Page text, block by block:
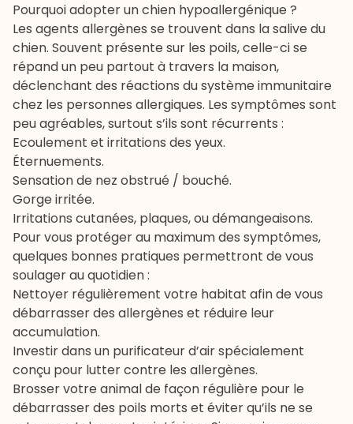
Pourquoi adopter un chien hypoallergénique ?
Les agents allergènes se trouvent dans la salive du
chien. Souvent présente sur les poils, celle-ci se
répand un peu partout à travers la maison,
déclenchant des réactions du système immunitaire
chez les personnes allergiques. Les symptômes sont
peu agréables, surtout s’ils sont récurrents :
Ecoulement et irritations des yeux.
Éternuements.
Sensation de nez obstrué / bouché.
Gorge irritée.
Irritations cutanées, plaques, ou démangeaisons.
Pour vous protéger au maximum des symptômes,
quelques bonnes pratiques permettront de vous
soulager au quotidien :
Nettoyer régulièrement votre habitat afin de vous
débarrasser des allergènes et réduire leur
accumulation.
Investir dans un purificateur d’air spécialement
conçu pour lutter contre les allergènes.
Brosser votre animal de façon régulière pour le
débarrasser des poils morts et éviter qu’ils ne se